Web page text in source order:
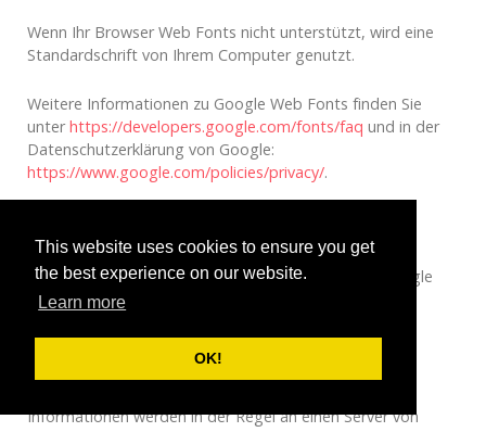
This website uses cookies to ensure you get
the best experience on our website.
Learn more
OK!
Wenn Ihr Browser Web Fonts nicht unterstützt, wird eine
Standardschrift von Ihrem Computer genutzt.
Weitere Informationen zu Google Web Fonts finden Sie
unterhttps://developers.google.com/fonts/faq und in der
Datenschutzerklärung von Google:
https://www.google.com/policies/privacy/.
Diese Seite nutzt über eine API den Kartendienst Google
Maps. Anbieter ist die Google Inc., 1600 Amphitheatre
Zur Nutzung der Funktionen von Google Maps ist es
Informationen werden in der Regel an einen Server von